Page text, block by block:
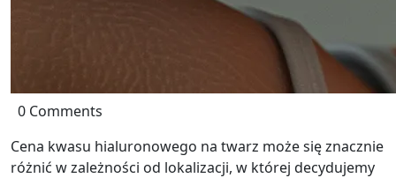
0 Comments
Cena kwasu hialuronowego na twarz może się znacznie
różnić w zależności od lokalizacji, w której decydujemy